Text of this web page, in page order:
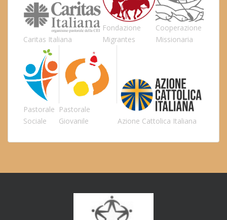
Caritas Italiana
Fondazione
Migrantes
Cooperazione
Missionaria
Pastorale
Sociale
Pastorale
Giovanile
Azione Cattolica Italiana